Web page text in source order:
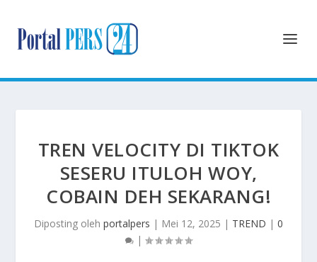
TREN VELOCITY DI TIKTOK
SESERU ITULOH WOY,
COBAIN DEH SEKARANG!
Diposting oleh portalpers | Mei 12, 2025 | TREND | 0
|